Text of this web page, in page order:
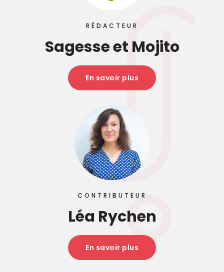
RÉDACTEUR
Sagesse et Mojito
En savoir plus
CONTRIBUTEUR
Léa Rychen
En savoir plus